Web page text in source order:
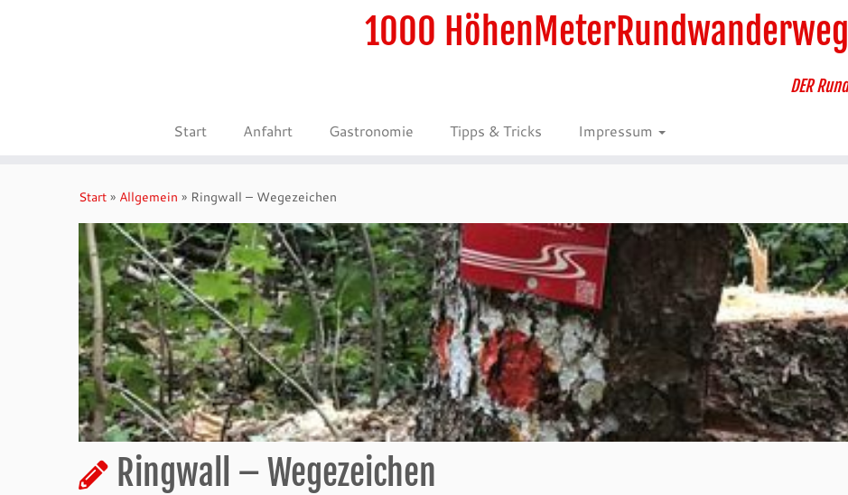
1000 HöhenMeterRundwanderweg
DER
Start Anfahrt Gastronomie Tipps & Tricks Impressum
Start » Allgemein » Ringwall – Wegezeichen
Ringwall – Wegezeichen